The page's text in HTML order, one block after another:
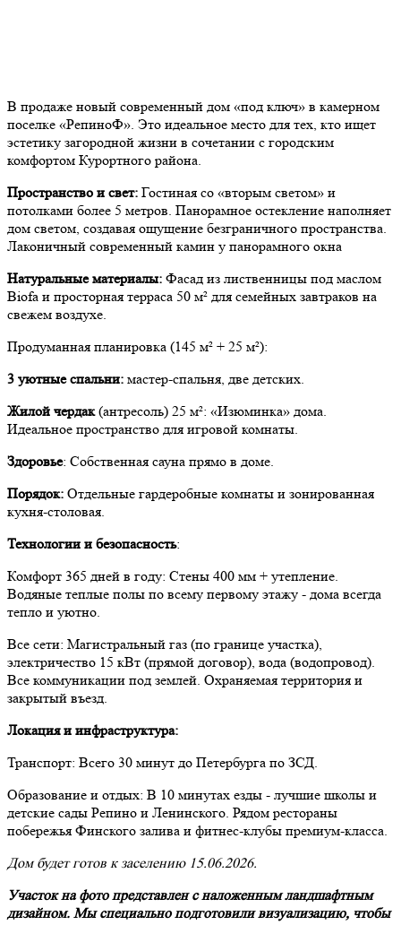
В продаже новый современный дом «под ключ» в камерном
поселке «РепиноФ». Это идеальное место для тех, кто ищет
эстетику загородной жизни в сочетании с городским
комфортом Курортного района.
Пространство и свет: Гостиная со «вторым светом» и
потолками более 5 метров. Панорамное остекление наполняет
дом светом, создавая ощущение безграничного пространства.
Лаконичный современный камин у панорамного окна
Натуральные материалы: Фасад из лиственницы под маслом
Biofa и просторная терраса 50 м² для семейных завтраков на
свежем воздухе.
Продуманная планировка (145 м² + 25 м²):
3 уютные спальни: мастер-спальня, две детских.
Жилой чердак(антресоль) 25 м²: «Изюминка» дома.
Идеальное пространство для игровой комнаты.
Здоровье: Собственная сауна прямо в доме.
Порядок: Отдельные гардеробные комнаты и зонированная
кухня-столовая.
Технологии и безопасность:
Комфорт 365 дней в году: Стены 400 мм + утепление.
Водяные теплые полы по всему первому этажу - дома всегда
тепло и уютно.
Все сети: Магистральный газ (по границе участка),
электричество 15 кВт (прямой договор), вода (водопровод).
Все коммуникации под землей. Охраняемая территория и
закрытый въезд.
Локация и инфраструктура:
Транспорт: Всего 30 минут до Петербурга по ЗСД.
Образование и отдых: В 10 минутах езды - лучшие школы и
детские сады Репино и Ленинского. Рядом рестораны
побережья Финского залива и фитнес-клубы премиум-класса.
Дом будет готов к заселению 15.06.2026.
Участок на фото представлен с наложенным ландшафтным
дизайном. Мы специально подготовили визуализацию, чтобы